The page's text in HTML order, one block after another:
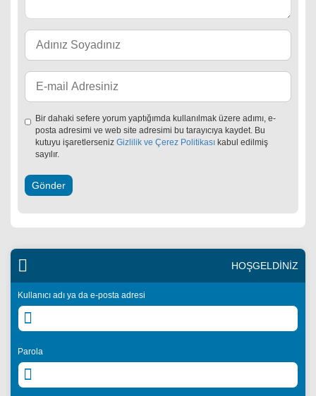
Bir dahaki sefere yorum yaptığımda kullanılmak üzere adımı, e-
posta adresimi ve web site adresimi bu tarayıcıya kaydet. Bu
kutuyu işaretlersenizGizlilik ve Çerez Politikası kabul edilmiş
sayılır.
HOŞGELDİNİZ
Kullanıcı adı ya da e-posta adresi
Parola